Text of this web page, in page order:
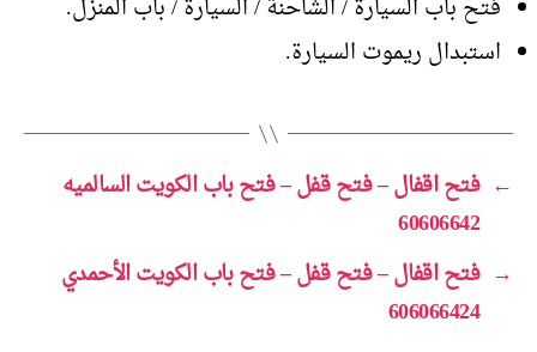
فتح باب السيارة / الشاحنة / السيارة / باب المنزل.
استبدال ريموت السيارة.
← فتح اقفال – فتح قفل – فتح باب الكويت السالميه
60606642
→ فتح اقفال – فتح قفل – فتح باب الكويت الأحمدي
606066424